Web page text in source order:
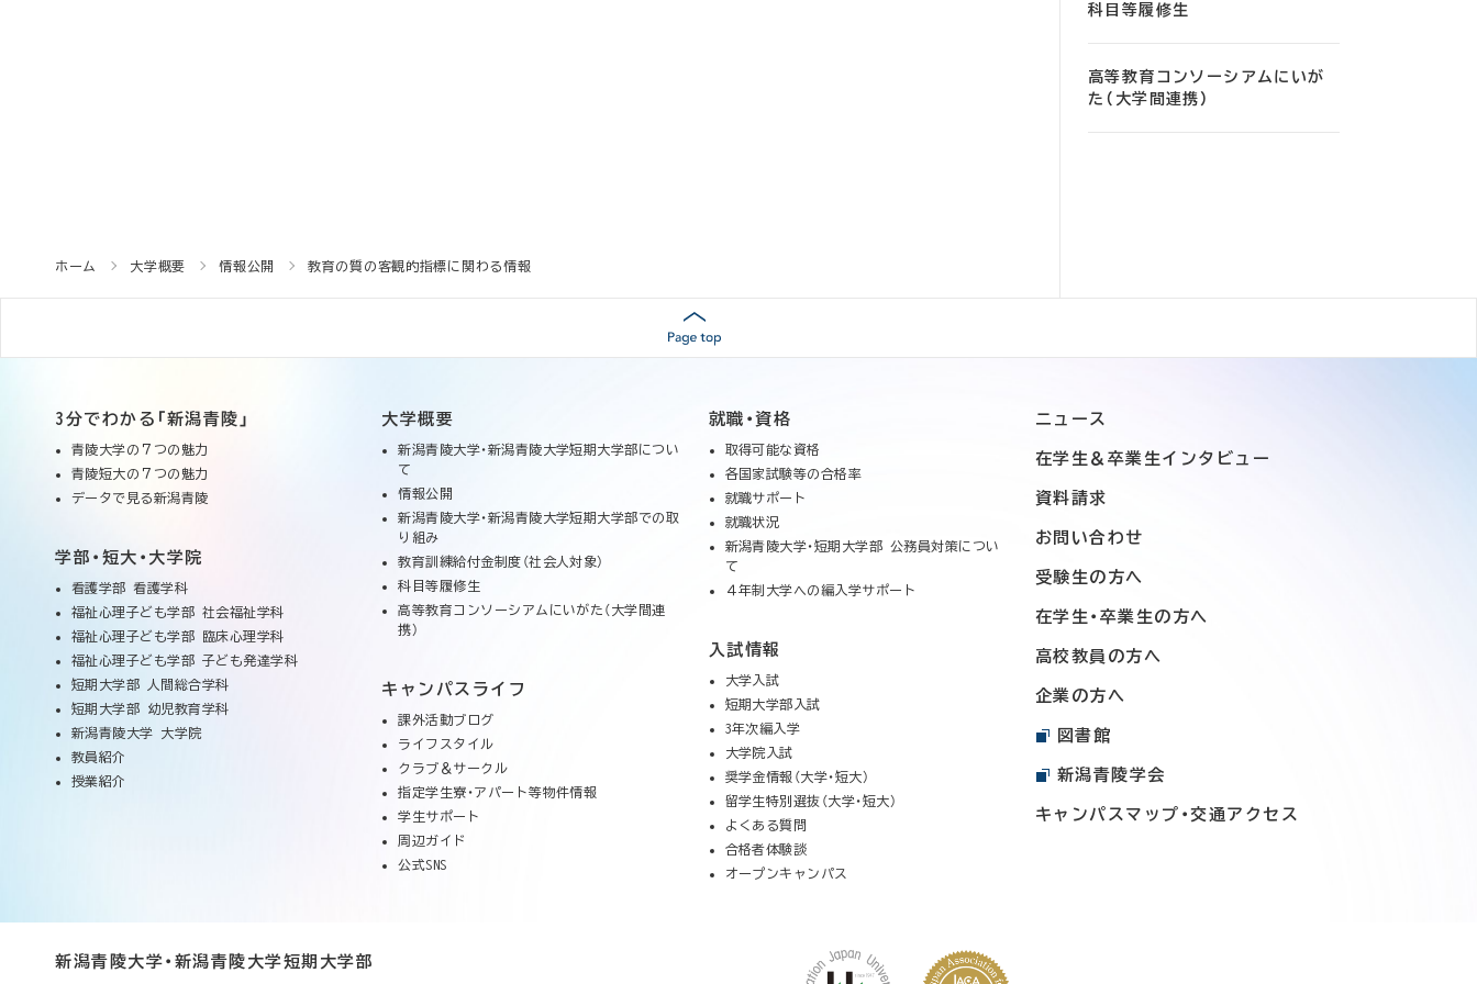
科目等履修生
高等教育コンソーシアムにいが
た（大学間連携）
ホーム 大学概要 情報公開 教育の質の客観的指標に関わる情報
3分でわかる「新潟青陵」
青陵大学の７つの魅力
青陵短大の７つの魅力
データで見る新潟青陵
学部・短大・大学院
看護学部 看護学科
福祉心理子ども学部 社会福祉学科
福祉心理子ども学部 臨床心理学科
福祉心理子ども学部 子ども発達学科
短期大学部 人間総合学科
短期大学部 幼児教育学科
新潟青陵大学 大学院
教員紹介
授業紹介
大学概要
新潟青陵大学・新潟青陵大学短期大学部につい
て
情報公開
新潟青陵大学・新潟青陵大学短期大学部での取
り組み
教育訓練給付金制度（社会人対象）
科目等履修生
高等教育コンソーシアムにいがた（大学間連
携）
キャンパスライフ
課外活動ブログ
ライフスタイル
クラブ＆サークル
指定学生寮・アパート等物件情報
学生サポート
周辺ガイド
公式SNS
就職・資格
取得可能な資格
各国家試験等の合格率
就職サポート
就職状況
新潟青陵大学・短期大学部 公務員対策につい
て
４年制大学への編入学サポート
入試情報
大学入試
短期大学部入試
3年次編入学
大学院入試
奨学金情報（大学・短大）
留学生特別選抜（大学・短大）
よくある質問
合格者体験談
オープンキャンパス
ニュース
在学生＆卒業生インタビュー
資料請求
お問い合わせ
受験生の方へ
在学生・卒業生の方へ
高校教員の方へ
企業の方へ
図書館
新潟青陵学会
キャンパスマップ・交通アクセス
新潟青陵大学・新潟青陵大学短期大学部